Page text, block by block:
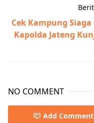
Cek Kampung
Kapolda Jateng
NO COMMENT
Add Comment